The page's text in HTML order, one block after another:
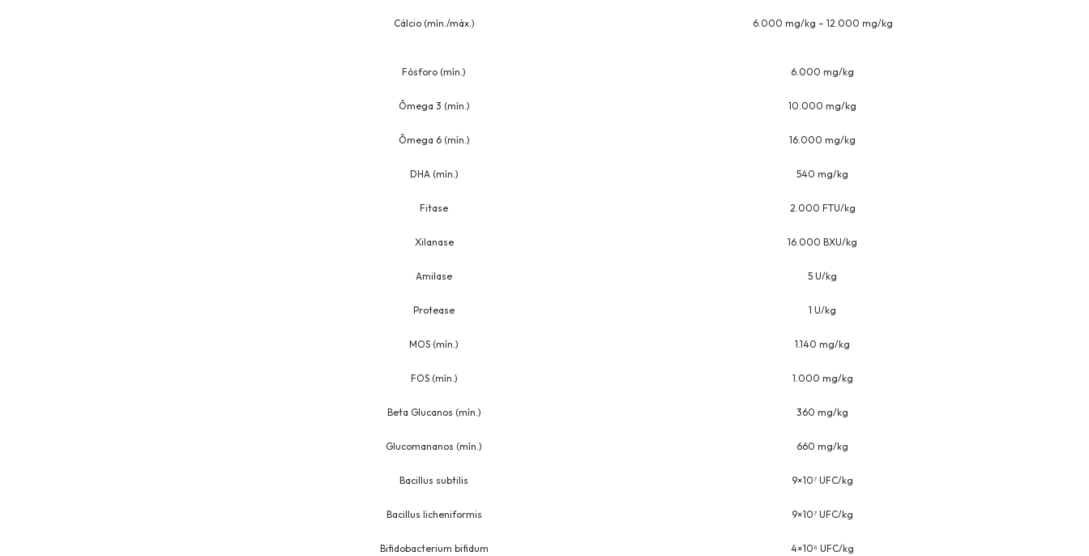
Cálcio (mín./máx.) 6.000 mg/kg – 12.000 mg/kg
Fósforo (mín.) 6.000 mg/kg
Ômega 3 (mín.) 10.000 mg/kg
Ômega 6 (mín.) 16.000 mg/kg
DHA (mín.) 540 mg/kg
Fitase 2.000 FTU/kg
Xilanase 16.000 BXU/kg
Amilase 5 U/kg
Protease 1 U/kg
MOS (mín.) 1.140 mg/kg
FOS (mín.) 1.000 mg/kg
Beta Glucanos (mín.) 360 mg/kg
Glucomananos (mín.) 660 mg/kg
Bacillus subtilis 9×10⁷ UFC/kg
Bacillus licheniformis 9×10⁷ UFC/kg
Bifidobacterium bifidum 4×10⁶ UFC/kg